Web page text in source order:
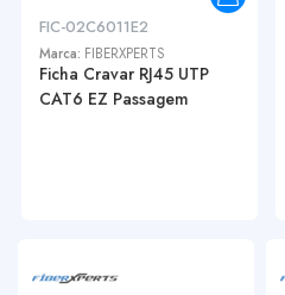
FIC-02C6011E2
Marca: FIBERXPERTS
Ficha Cravar RJ45 UTP
CAT6 EZ Passagem